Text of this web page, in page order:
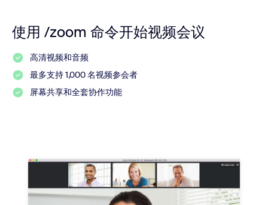
使用 /zoom 命令开始视频会议
高清视频和音频
最多支持 1,000 名视频参会者
屏幕共享和全套协作功能